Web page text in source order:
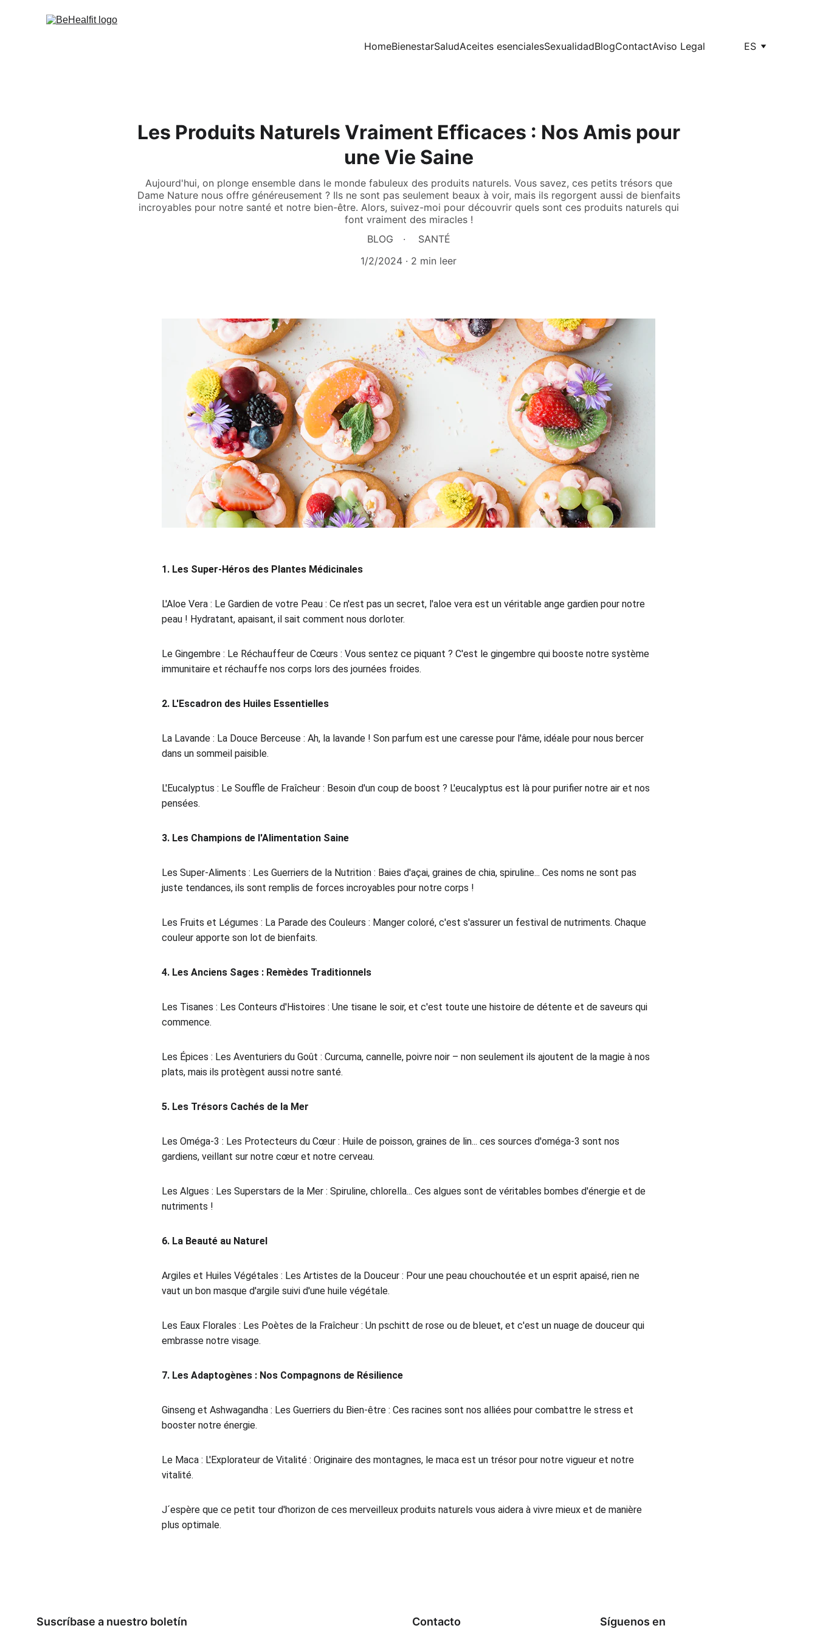
HomeBienestarSaludAceites esencialesSexualidadBlogContactAviso Legal ES
Les Produits Naturels Vraiment Efficaces : Nos Amis pour
une Vie Saine
Aujourd'hui, on plonge ensemble dans le monde fabuleux des produits naturels. Vous savez, ces petits trésors que
Dame Nature nous offre généreusement ? Ils ne sont pas seulement beaux à voir, mais ils regorgent aussi de bienfaits
incroyables pour notre santé et notre bien-être. Alors, suivez-moi pour découvrir quels sont ces produits naturels qui
font vraiment des miracles !
BLOG
SANTÉ
1/2/2024
2 min leer
1. Les Super-Héros des Plantes Médicinales
L'Aloe Vera : Le Gardien de votre Peau : Ce n'est pas un secret, l'aloe vera est un véritable ange gardien pour notre
peau ! Hydratant, apaisant, il sait comment nous dorloter.
Le Gingembre : Le Réchauffeur de Cœurs : Vous sentez ce piquant ? C'est le gingembre qui booste notre système
immunitaire et réchauffe nos corps lors des journées froides.
2. L'Escadron des Huiles Essentielles
La Lavande : La Douce Berceuse : Ah, la lavande ! Son parfum est une caresse pour l'âme, idéale pour nous bercer
dans un sommeil paisible.
L'Eucalyptus : Le Souffle de Fraîcheur : Besoin d'un coup de boost ? L'eucalyptus est là pour purifier notre air et nos
pensées.
3. Les Champions de l'Alimentation Saine
Les Super-Aliments : Les Guerriers de la Nutrition : Baies d'açai, graines de chia, spiruline... Ces noms ne sont pas
juste tendances, ils sont remplis de forces incroyables pour notre corps !
Les Fruits et Légumes : La Parade des Couleurs : Manger coloré, c'est s'assurer un festival de nutriments. Chaque
couleur apporte son lot de bienfaits.
4. Les Anciens Sages : Remèdes Traditionnels
Les Tisanes : Les Conteurs d'Histoires : Une tisane le soir, et c'est toute une histoire de détente et de saveurs qui
commence.
Les Épices : Les Aventuriers du Goût : Curcuma, cannelle, poivre noir – non seulement ils ajoutent de la magie à nos
plats, mais ils protègent aussi notre santé.
5. Les Trésors Cachés de la Mer
Les Oméga-3 : Les Protecteurs du Cœur : Huile de poisson, graines de lin... ces sources d'oméga-3 sont nos
gardiens, veillant sur notre cœur et notre cerveau.
Les Algues : Les Superstars de la Mer : Spiruline, chlorella... Ces algues sont de véritables bombes d'énergie et de
nutriments !
6. La Beauté au Naturel
Argiles et Huiles Végétales : Les Artistes de la Douceur : Pour une peau chouchoutée et un esprit apaisé, rien ne
vaut un bon masque d'argile suivi d'une huile végétale.
Les Eaux Florales : Les Poètes de la Fraîcheur : Un pschitt de rose ou de bleuet, et c'est un nuage de douceur qui
embrasse notre visage.
7. Les Adaptogènes : Nos Compagnons de Résilience
Ginseng et Ashwagandha : Les Guerriers du Bien-être : Ces racines sont nos alliées pour combattre le stress et
booster notre énergie.
Le Maca : L'Explorateur de Vitalité : Originaire des montagnes, le maca est un trésor pour notre vigueur et notre
vitalité.
J´espère que ce petit tour d'horizon de ces merveilleux produits naturels vous aidera à vivre mieux et de manière
plus optimale.
Contacto Síguenos en
Suscríbase a nuestro boletín